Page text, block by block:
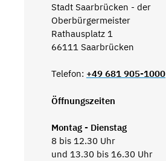
Stadt Saarbrücken - der
Oberbürgermeister
Rathausplatz 1
66111 Saarbrücken
Telefon: +49 681 905-1000
Öffnungszeiten
Montag - Dienstag
8 bis 12.30 Uhr
und 13.30 bis 16.30 Uhr